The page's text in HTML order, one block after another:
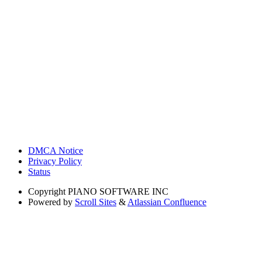
DMCA Notice
Privacy Policy
Status
Copyright PIANO SOFTWARE INC
Powered by Scroll Sites & Atlassian Confluence